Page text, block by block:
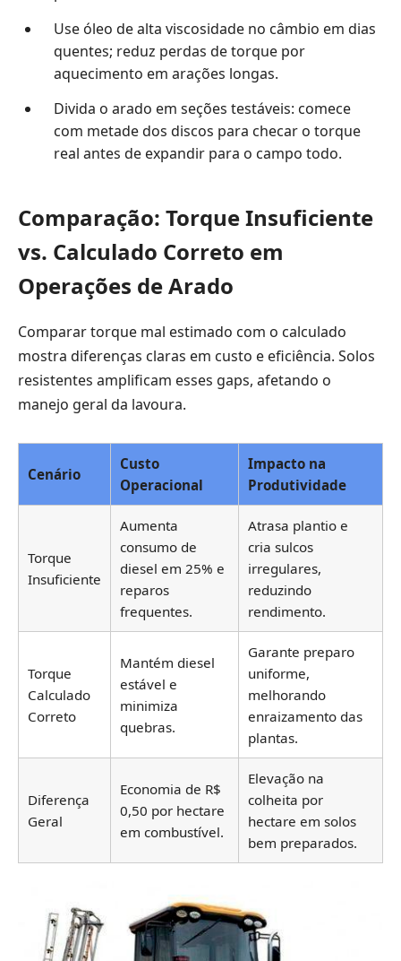
Use óleo de alta viscosidade no câmbio em dias
quentes; reduz perdas de torque por
aquecimento em arações longas.
Divida o arado em seções testáveis: comece
com metade dos discos para checar o torque
real antes de expandir para o campo todo.
Comparação: Torque Insuficiente
vs. Calculado Correto em
Operações de Arado
Comparar torque mal estimado com o calculado
mostra diferenças claras em custo e eficiência. Solos
resistentes amplificam esses gaps, afetando o
manejo geral da lavoura.
Cenário
Custo
Operacional
Impacto na
Produtividade
Torque
Insuficiente
Aumenta
consumo de
diesel em 25% e
reparos
frequentes.
Atrasa plantio e
cria sulcos
irregulares,
reduzindo
rendimento.
Torque
Calculado
Correto
Mantém diesel
estável e
minimiza
quebras.
Garante preparo
uniforme,
melhorando
enraizamento das
plantas.
Diferença
Geral
Economia de R$
0,50 por hectare
em combustível.
Elevação na
colheita por
hectare em solos
bem preparados.